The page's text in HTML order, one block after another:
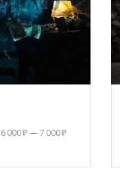
6 000 ₽ — 7 000 ₽